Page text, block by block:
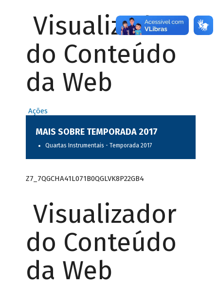
Visualizador
do Conteúdo
da Web
Ações
MAIS SOBRE TEMPORADA 2017
Quartas Instrumentais - Temporada 2017
Z7_7QGCHA41L071B0QGLVK8P22GB4
Visualizador
do Conteúdo
da Web